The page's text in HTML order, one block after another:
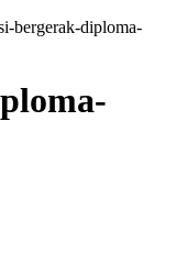
bergerak-diploma-